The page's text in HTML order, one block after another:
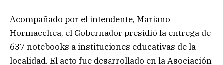
Acompañado por el intendente, Mariano
Hormaechea, el Gobernador presidió la entrega de
637 notebooks a instituciones educativas de la
localidad. El acto fue desarrollado en la Asociación